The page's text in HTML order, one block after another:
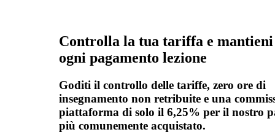
Controlla la tua tariffa e
ogni pagamento lezione
Goditi il controllo delle tariffe, zero ore di
insegnamento non retribuite e una
piattaforma di solo il 6,25% per il nostro
più comunemente acquistato.